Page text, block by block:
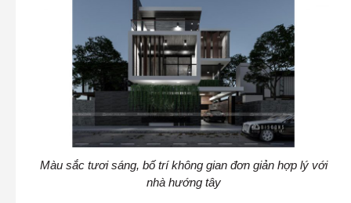
Màu sắc tươi sáng, bố trí không gian đơn giản hợp lý với
nhà hướng tây